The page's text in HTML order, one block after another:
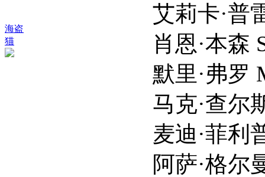
海盗
猫
艾莉卡·普雷沃
肖恩·本森
默里·弗罗
马克·查尔斯·考
麦迪·菲利普斯
阿萨·格尔曼